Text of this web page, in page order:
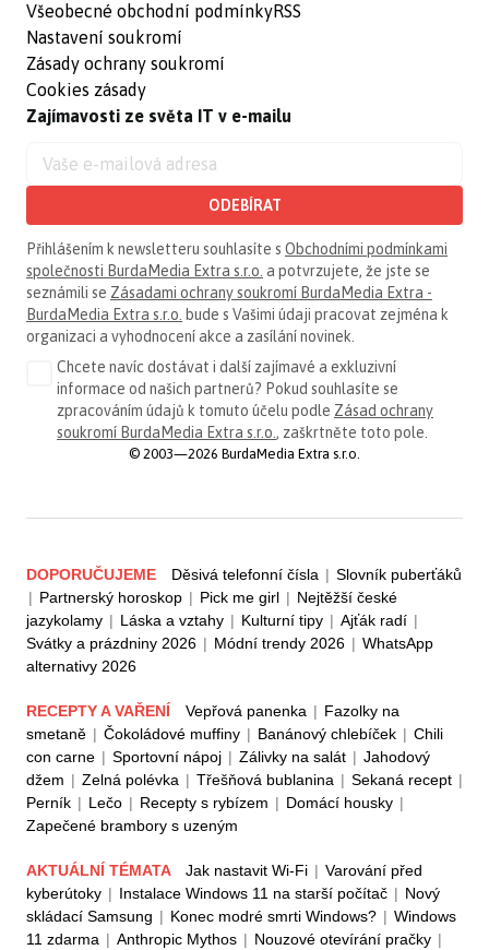
Všeobecné obchodní podmínky
Nastavení soukromí
Zásady ochrany soukromí
Cookies zásady
RSS
Zajímavosti ze světa IT v e-mailu
ODEBÍRAT
Přihlášením k newsletteru souhlasíte s Obchodními podmínkami
společnosti BurdaMedia Extra s.r.o. a potvrzujete, že jste se
seznámili se Zásadami ochrany soukromí BurdaMedia Extra -
BurdaMedia Extra s.r.o. bude s Vašimi údaji pracovat zejména k
organizaci a vyhodnocení akce a zasílání novinek.
Chcete navíc dostávat i další zajímavé a exkluzivní
informace od našich partnerů? Pokud souhlasíte se
zpracováním údajů k tomuto účelu podle Zásad ochrany
soukromí BurdaMedia Extra s.r.o., zaškrtněte toto pole.
© 2003—2026 BurdaMedia Extra s.r.o.
DOPORUČUJEME Děsivá telefonní čísla | Slovník puberťáků
| Partnerský horoskop | Pick me girl | Nejtěžší české
jazykolamy | Láska a vztahy | Kulturní tipy | Ajťák radí |
Svátky a prázdniny 2026 | Módní trendy 2026 | WhatsApp
alternativy 2026
RECEPTY A VAŘENÍ Vepřová panenka | Fazolky na
smetaně | Čokoládové muffiny | Banánový chlebíček | Chili
con carne | Sportovní nápoj | Zálivky na salát | Jahodový
džem | Zelná polévka | Třešňová bublanina | Sekaná recept |
Perník | Lečo | Recepty s rybízem | Domácí housky |
Zapečené brambory s uzeným
AKTUÁLNÍ TÉMATA Jak nastavit Wi-Fi | Varování před
kyberútoky | Instalace Windows 11 na starší počítač | Nový
skládací Samsung | Konec modré smrti Windows? | Windows
11 zdarma | Anthropic Mythos | Nouzové otevírání pračky |